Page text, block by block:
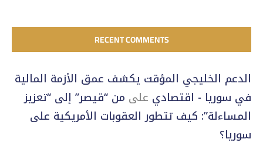
RECENT COMMENTS
الدعم الخليجي المؤقت يكشف عمق الأزمة المالية
في سوريا - اقتصادي على من “قيصر” إلى “تعزيز
المساءلة”: كيف تتطور العقوبات الأمريكية على
سوريا؟